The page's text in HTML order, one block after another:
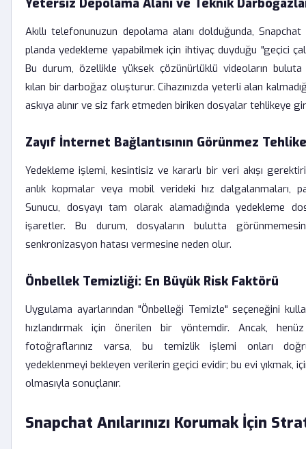
Yetersiz Depolama Alanı ve Teknik
Akıllı telefonunuzun depolama alanı dolduğunda,
planda yedekleme yapabilmek için ihtiyaç duyduğu "geçici
Bu durum, özellikle yüksek çözünürlüklü videoların buluta
kılan bir darboğaz oluşturur. Cihazınızda yeterli alan
askıya alınır ve siz fark etmeden biriken dosyalar tehlikeye
Zayıf İnternet Bağlantısının Görünmez
Yedekleme işlemi, kesintisiz ve kararlı bir veri akışı
anlık kopmalar veya mobil verideki hız dalgalanmaları,
Sunucu, dosyayı tam olarak alamadığında yedekleme
işaretler. Bu durum, dosyaların bulutta
senkronizasyon hatası vermesine neden olur.
Önbellek Temizliği: En Büyük Risk Faktörü
Uygulama ayarlarından "Önbelleği Temizle" seçeneğini
hızlandırmak için önerilen bir yöntemdir. Ancak,
fotoğraflarınız varsa, bu temizlik işlemi onları
yedeklenmeyi bekleyen verilerin geçici evidir; bu evi yıkmak,
olmasıyla sonuçlanır.
Snapchat Anılarınızı Korumak İçin